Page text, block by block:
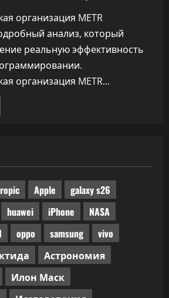
организация METR
анализ, который
реальную эффективность
организация METR...
Apple
galaxy s26
huawei iPhone
NASA
oppo samsung
vivo
Астрономия
Илон Маск